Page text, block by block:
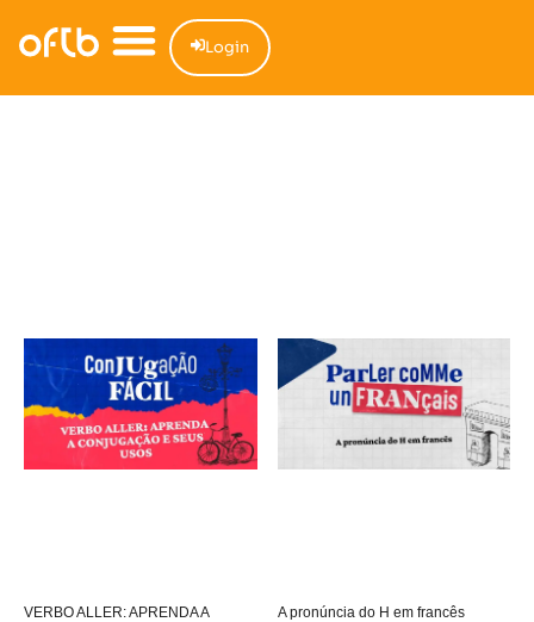
Login
VERBO ALLER: APRENDA A
A pronúncia do H em francês